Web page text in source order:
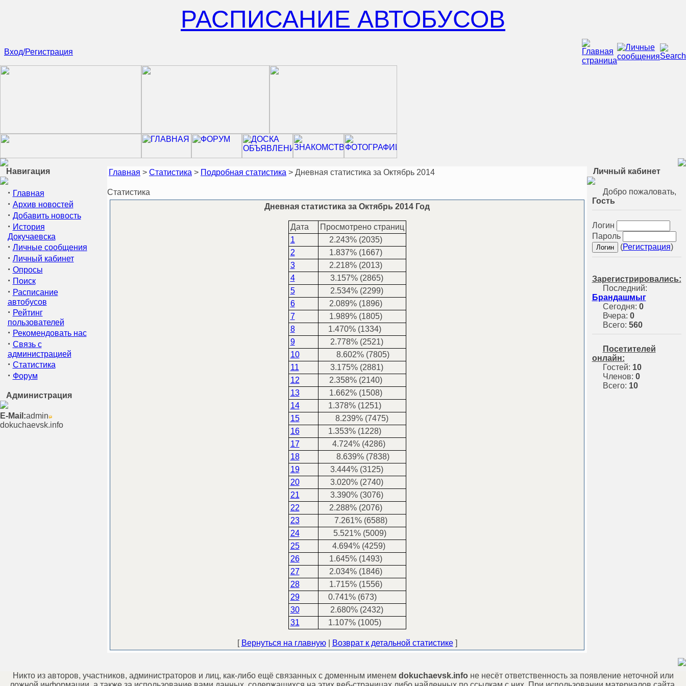
РАСПИСАНИЕ АВТОБУСОВ
Вход/Регистрация
Навигация
· Главная
· Архив новостей
· Добавить новость
· История
Докучаевска
· Личные сообщения
· Личный кабинет
· Опросы
· Поиск
· Расписание
автобусов
· Рейтинг
пользователей
· Рекомендовать нас
· Связь с
администрацией
· Статистика
· Форум
Администрация
E-Mail:admin
dokuchaevsk.info
Главная > Статистика > Подробная статистика > Дневная статистика за Октябрь 2014
Статистика
Дневная статистика за Октябрь 2014 Год
Дата
Просмотрено страниц
1
2.243% (2035)
2
1.837% (1667)
3
2.218% (2013)
4
3.157% (2865)
5
2.534% (2299)
6
2.089% (1896)
7
1.989% (1805)
8
1.470% (1334)
9
2.778% (2521)
10
8.602% (7805)
11
3.175% (2881)
12
2.358% (2140)
13
1.662% (1508)
14
1.378% (1251)
15
8.239% (7475)
16
1.353% (1228)
17
4.724% (4286)
18
8.639% (7838)
19
3.444% (3125)
20
3.020% (2740)
21
3.390% (3076)
22
2.288% (2076)
23
7.261% (6588)
24
5.521% (5009)
25
4.694% (4259)
26
1.645% (1493)
27
2.034% (1846)
28
1.715% (1556)
29
0.741% (673)
30
2.680% (2432)
31
1.107% (1005)
[ Вернуться на главную| Возврат к детальной статистике]
Личный кабинет
Добро пожаловать,
Гость
Логин
Пароль
(Регистрация)
Зарегистрировались:
Последний:
Брандашмыг
Сегодня: 0
Вчера: 0
Всего: 560
Посетителей
онлайн:
Гостей: 10
Членов: 0
Всего: 10
Никто из авторов, участников, администраторов и лиц, как-либо ещё связанных с доменным именем dokuchaevsk.infoне несёт ответственность за появление неточной или